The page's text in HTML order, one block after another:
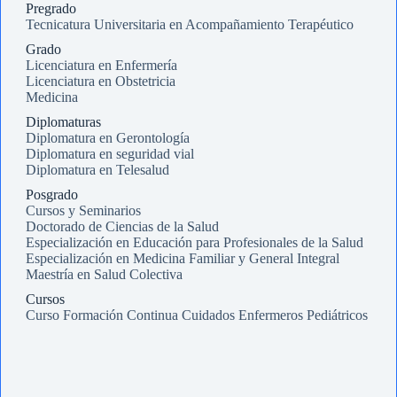
Pregrado
Tecnicatura Universitaria en Acompañamiento Terapéutico
Grado
Licenciatura en Enfermería
Licenciatura en Obstetricia
Medicina
Diplomaturas
Diplomatura en Gerontología
Diplomatura en seguridad vial
Diplomatura en Telesalud
Posgrado
Cursos y Seminarios
Doctorado de Ciencias de la Salud
Especialización en Educación para Profesionales de la Salud
Especialización en Medicina Familiar y General Integral
Maestría en Salud Colectiva
Cursos
Curso Formación Continua Cuidados Enfermeros Pediátricos